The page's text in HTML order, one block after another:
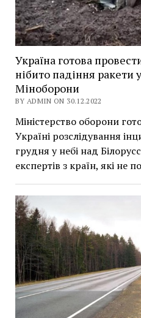
Україна готова
нібито падіння ракети
Міноборони
BY ADMIN ON 30.12.2022
Міністерство оборони
Україні розслідування
грудня у небі над
експертів з країн, які не